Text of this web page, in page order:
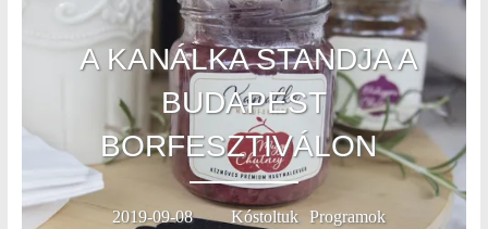
A KANÁLKA STANDJA A
BUDAPEST
BORFESZTIVÁLON
2019-09-08 Kóstoltuk,Programok